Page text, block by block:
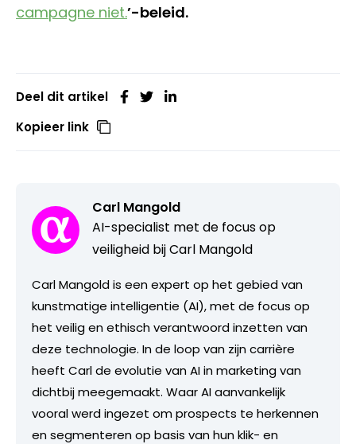
campagne niet.’-beleid.
Deel dit artikel
Kopieer link
Carl Mangold
AI-specialist met de focus op
veiligheid bij Carl Mangold
Carl Mangold is een expert op het gebied van
kunstmatige intelligentie (AI), met de focus op
het veilig en ethisch verantwoord inzetten van
deze technologie. In de loop van zijn carrière
heeft Carl de evolutie van AI in marketing van
dichtbij meegemaakt. Waar AI aanvankelijk
vooral werd ingezet om prospects te herkennen
en segmenteren op basis van hun klik- en